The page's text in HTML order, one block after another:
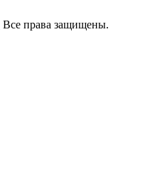
Все права защищены.